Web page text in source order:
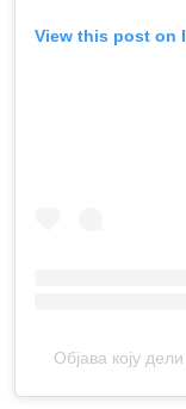
View this post on
Објава коју